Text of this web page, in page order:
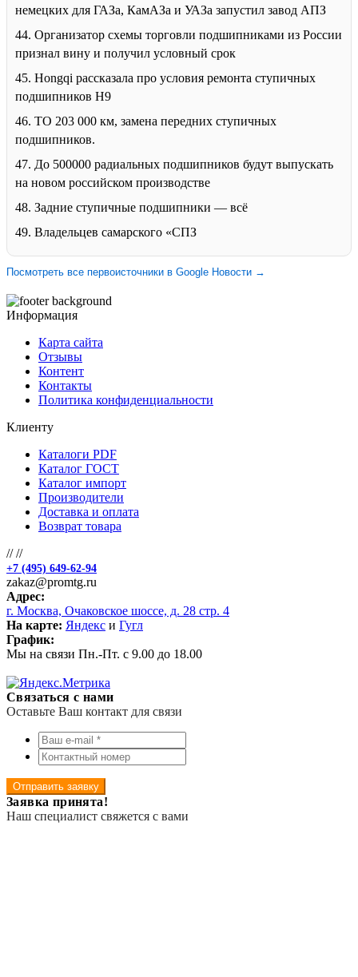
немецких для ГАЗа, КамАЗа и УАЗа запустил завод АПЗ
44. Организатор схемы торговли подшипниками из России
признал вину и получил условный срок
45. Hongqi рассказала про условия ремонта ступичных
подшипников H9
46. ТО 203 000 км, замена передних ступичных
подшипников.
47. До 500000 радиальных подшипников будут выпускать
на новом российском производстве
48. Задние ступичные подшипники — всё
49. Владельцев самарского «СПЗ
Посмотреть все первоисточники в Google Новости →
Информация
Карта сайта
Отзывы
Контент
Контакты
Политика конфиденциальности
Клиенту
Каталоги PDF
Каталог ГОСТ
Каталог импорт
Производители
Доставка и оплата
Возврат товара
////
+7 (495) 649-62-94
zakaz@promtg.ru
Адрес:
г. Москва, Очаковское шоссе, д. 28 стр. 4
На карте: Яндекс и Гугл
График:
Мы на связи Пн.-Пт. с 9.00 до 18.00
Связаться с нами
Оставьте Ваш контакт для связи
Отправить заявку
Заявка принята!
Наш специалист свяжется с вами